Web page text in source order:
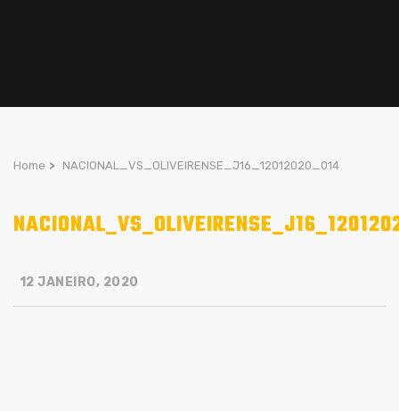
Home > NACIONAL_VS_OLIVEIRENSE_J16_12012020_014
12 JANEIRO, 2020